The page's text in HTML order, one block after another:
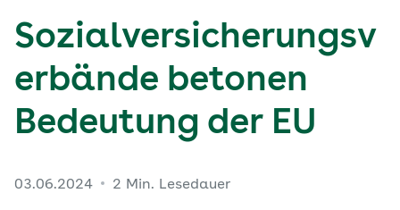
Sozialversicherungsv
erbände betonen
Bedeutung der EU
03.06.2024 2 Min. Lesedauer